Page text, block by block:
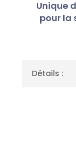
Unique
pour la
Détails :